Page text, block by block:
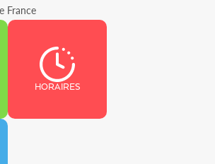
France
HORAIRES